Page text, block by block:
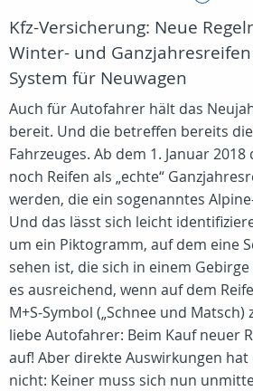
Kfz-Versicherung: Neue
Winter- und
System für Neuwagen
Auch für Autofahrer hält das
bereit. Und die betreffen bereits
Fahrzeuges. Ab dem 1. Januar
noch Reifen als „echte“
werden, die ein sogenanntes
Und das lässt sich leicht
um ein Piktogramm, auf dem eine
sehen ist, die sich in einem
es ausreichend, wenn auf dem
M+S-Symbol („Schnee und Matsch)
liebe Autofahrer: Beim Kauf neuer
auf! Aber direkte Auswirkungen hat
nicht: Keiner muss sich nun